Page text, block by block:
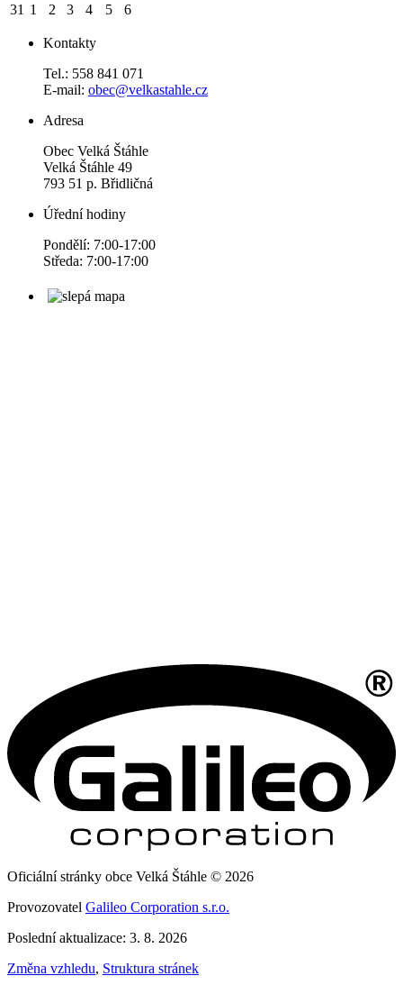
31 1 2 3 4 5 6
Kontakty
Tel.: 558 841 071
E-mail: obec@velkastahle.cz
Adresa
Obec Velká Štáhle
Velká Štáhle 49
793 51 p. Břidličná
Úřední hodiny
Pondělí: 7:00-17:00
Středa: 7:00-17:00
Oficiální stránky obce Velká Štáhle © 2026
Provozovatel Galileo Corporation s.r.o.
Poslední aktualizace: 3. 8. 2026
Změna vzhledu, Struktura stránek